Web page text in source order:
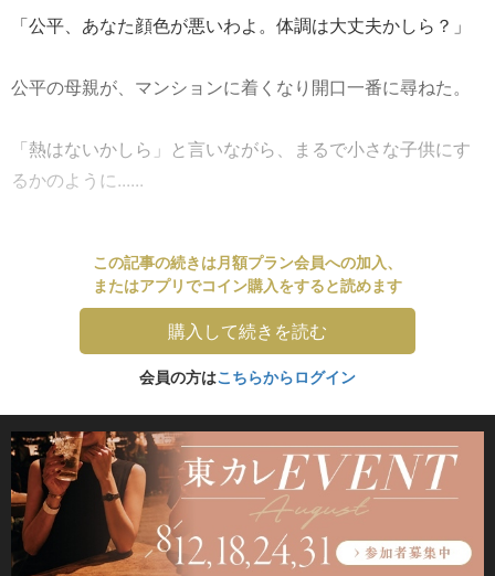
「公平、あなた顔色が悪いわよ。体調は大丈夫かしら？」
公平の母親が、マンションに着くなり開口一番に尋ねた。
「熱はないかしら」と言いながら、まるで小さな子供にす
るかのように......
この記事の続きは月額プラン会員への加入、
またはアプリでコイン購入をすると読めます
購入して続きを読む
会員の方はこちらからログイン